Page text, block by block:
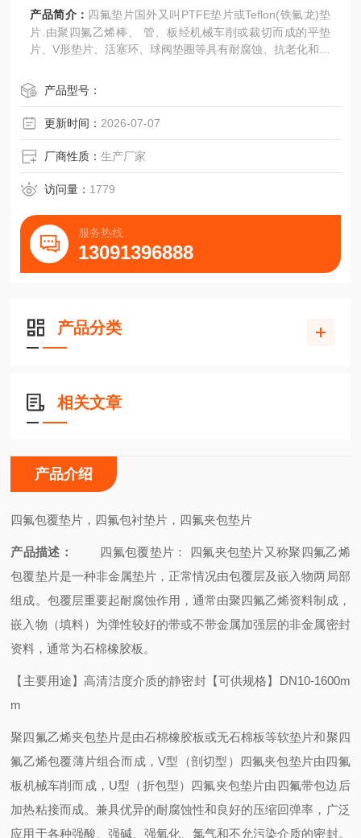
产品简介： 四氟垫片国外又叫PTFE垫片或Teflon(铁氟龙)垫
片.由聚四氟乙烯棒、 管、板经机械车削或裁切而成的平垫
片、V形垫片、活塞环、球阀垫圈等具有耐腐蚀、抗老化和不
产品型号：
更新时间： 2026-07-07
厂商性质：生产厂家
访问量： 1779
服务热线
13091396888
产品分类
相关文章
产品介绍
四氟包覆垫片，四氟包衬垫片，四氟夹包垫片
产品描述：
四氟包覆垫片： 四氟夹包垫片又称聚四氟乙烯
包覆垫片是一种非金属垫片，正常情况由包覆层及嵌入物两局部
组成。包覆层重要起耐腐蚀作用，通常由聚四氟乙烯资料制成，
嵌入物（填料）为弹性较好的带或不带金属加强层的非金属密封
资料，通常为石棉橡胶板。
【主要用途】高清洁度介质的静密封【可供规格】DN10-1600m
m
聚四氟乙烯夹包垫片是由石棉橡胶板或无石棉板等软垫片和聚四
氟乙烯包覆薄片组合而成，V型（剖切型）四氟夹包垫片由四氟
板机械车削而成，U型（折包型）四氟夹包垫片由四氟带包边后
加热粘接而成。兼具优异的耐腐蚀性和良好的压缩回弹率，广泛
应用于各种强酸、强碱、强氧化、氯气和不允污染介质的密封。